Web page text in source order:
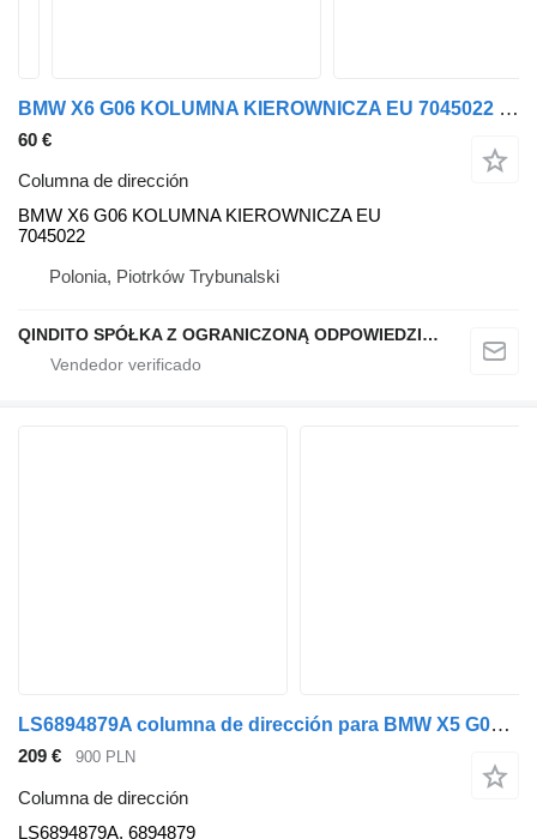
BMW X6 G06 KOLUMNA KIEROWNICZA EU 7045022 BMW columna de dirección para BMW X5 G05 X6 G06 coche
60 €
Columna de dirección
BMW X6 G06 KOLUMNA KIEROWNICZA EU
7045022
Polonia, Piotrków Trybunalski
QINDITO SPÓŁKA Z OGRANICZONĄ ODPOWIEDZIALNOŚCIĄ
LS6894879A columna de dirección para BMW X5 G05 coche
209 € 900 PLN
Columna de dirección
LS6894879A, 6894879